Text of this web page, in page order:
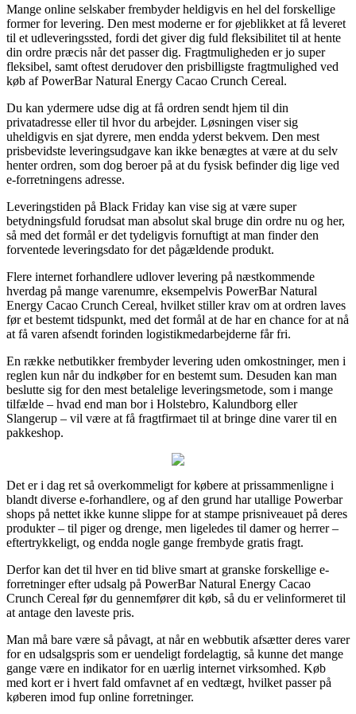
Mange online selskaber frembyder heldigvis en hel del forskellige
former for levering. Den mest moderne er for øjeblikket at få leveret
til et udleveringssted, fordi det giver dig fuld fleksibilitet til at hente
din ordre præcis når det passer dig. Fragtmuligheden er jo super
fleksibel, samt oftest derudover den prisbilligste fragtmulighed ved
køb af PowerBar Natural Energy Cacao Crunch Cereal.
Du kan ydermere udse dig at få ordren sendt hjem til din
privatadresse eller til hvor du arbejder. Løsningen viser sig
uheldigvis en sjat dyrere, men endda yderst bekvem. Den mest
prisbevidste leveringsudgave kan ikke benægtes at være at du selv
henter ordren, som dog beroer på at du fysisk befinder dig lige ved
e-forretningens adresse.
Leveringstiden på Black Friday kan vise sig at være super
betydningsfuld forudsat man absolut skal bruge din ordre nu og her,
så med det formål er det tydeligvis fornuftigt at man finder den
forventede leveringsdato for det pågældende produkt.
Flere internet forhandlere udlover levering på næstkommende
hverdag på mange varenumre, eksempelvis PowerBar Natural
Energy Cacao Crunch Cereal, hvilket stiller krav om at ordren laves
før et bestemt tidspunkt, med det formål at de har en chance for at nå
at få varen afsendt forinden logistikmedarbejderne får fri.
En række netbutikker frembyder levering uden omkostninger, men i
reglen kun når du indkøber for en bestemt sum. Desuden kan man
beslutte sig for den mest betalelige leveringsmetode, som i mange
tilfælde – hvad end man bor i Holstebro, Kalundborg eller
Slangerup – vil være at få fragtfirmaet til at bringe dine varer til en
pakkeshop.
Det er i dag ret så overkommeligt for købere at prissammenligne i
blandt diverse e-forhandlere, og af den grund har utallige Powerbar
shops på nettet ikke kunne slippe for at stampe prisniveauet på deres
produkter – til piger og drenge, men ligeledes til damer og herrer –
eftertrykkeligt, og endda nogle gange frembyde gratis fragt.
Derfor kan det til hver en tid blive smart at granske forskellige e-
forretninger efter udsalg på PowerBar Natural Energy Cacao
Crunch Cereal før du gennemfører dit køb, så du er velinformeret til
at antage den laveste pris.
Man må bare være så påvagt, at når en webbutik afsætter deres varer
for en udsalgspris som er uendeligt fordelagtig, så kunne det mange
gange være en indikator for en uærlig internet virksomhed. Køb
med kort er i hvert fald omfavnet af en vedtægt, hvilket passer på
køberen imod fup online forretninger.